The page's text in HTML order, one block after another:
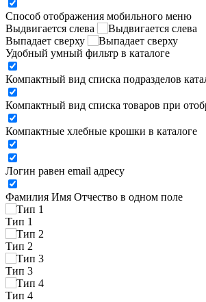
Способ отображения мобильного меню
Выдвигается слева
Выпадает сверху
Удобный умный фильтр в каталоге
Компактный вид списка подразделов
Компактный вид списка товаров при
Компактные хлебные крошки в каталоге
Логин равен email адресу
Фамилия Имя Отчество в одном поле
Тип 1
Тип 2
Тип 3
Тип 4